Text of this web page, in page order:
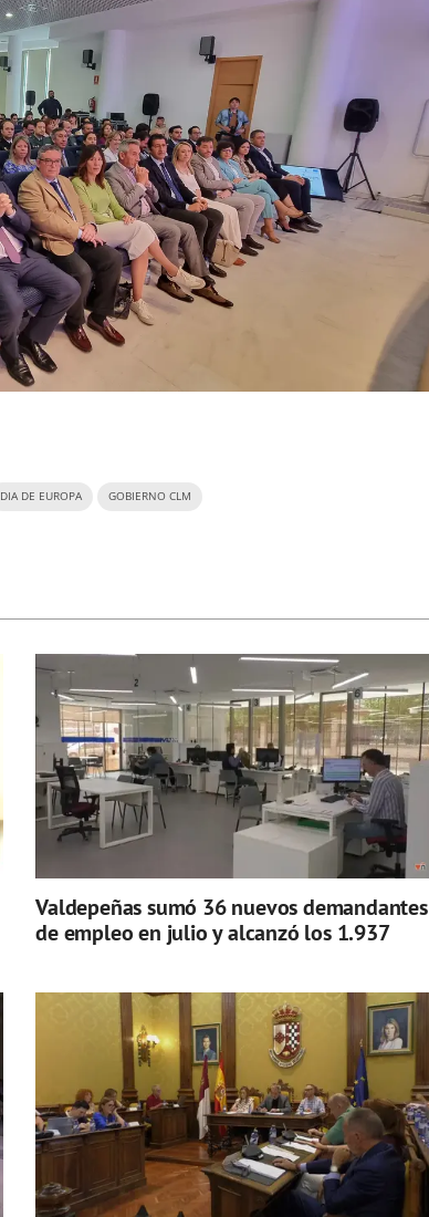
DIA DE EUROPA GOBIERNO CLM
Valdepeñas sumó 36 nuevos demandantes
de empleo en julio y alcanzó los 1.937